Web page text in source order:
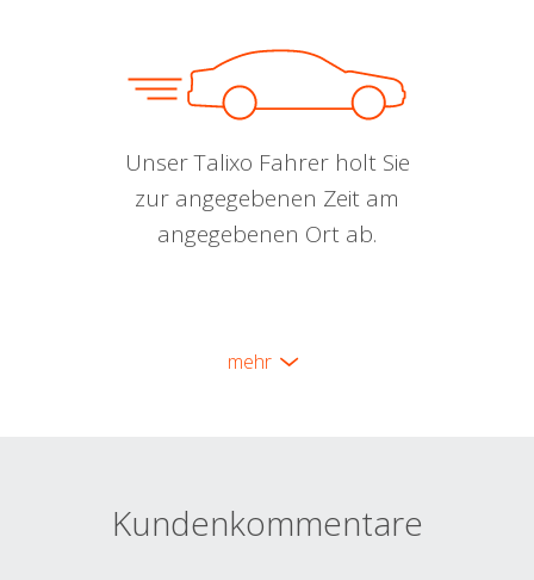
Unser Talixo Fahrer holt Sie
zur angegebenen Zeit am
angegebenen Ort ab.
mehr
Kundenkommentare